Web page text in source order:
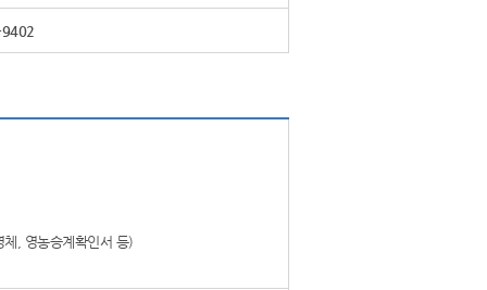
9402
, 영농승계확인서 등)